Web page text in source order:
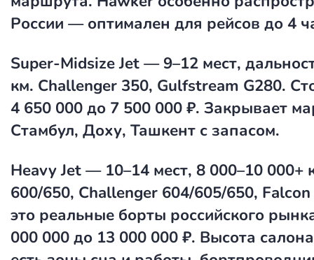
России — оптимален для рейсов до 4
Super-Midsize Jet— 9–12 мест,
км. Challenger 350, Gulfstream G280.
4 650 000 до 7 500 000 ₽. Закрывает
Стамбул, Доху, Ташкент с запасом.
Heavy Jet— 10–14 мест, 8 000–10 000+
600/650, Challenger 604/605/650,
это реальные борты российского
000 000 до 13 000 000 ₽. Высота